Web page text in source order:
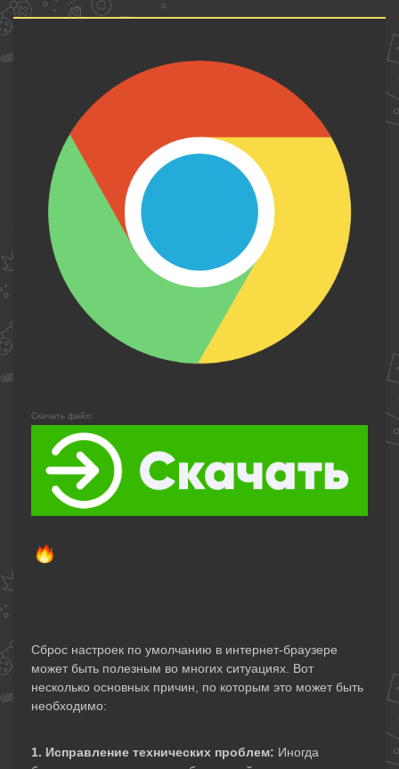
Скачать файл:
Сброс настроек по умолчанию в интернет-браузере
может быть полезным во многих ситуациях. Вот
несколько основных причин, по которым это может быть
необходимо:
1. Исправление технических проблем: Иногда